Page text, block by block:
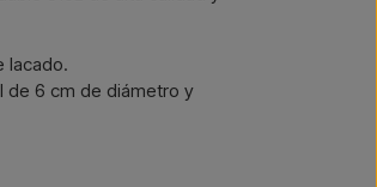
lacado.
de 6 cm de diámetro y